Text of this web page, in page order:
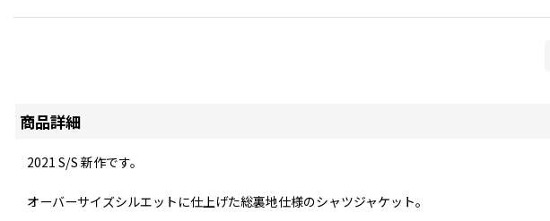
商品詳細
2021 S/S 新作です。
オーバーサイズシルエットに仕上げた総裏地仕様のシャツジャケット。